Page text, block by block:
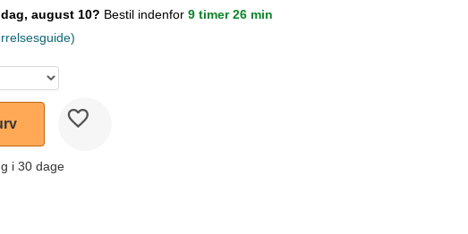
august 10? Bestil indenfor 9 timer 26 min
i 30 dage